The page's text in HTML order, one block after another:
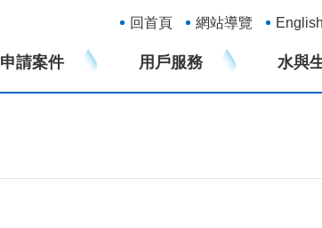
回首頁
網站導覽 English
申請案件 用戶服務 水與